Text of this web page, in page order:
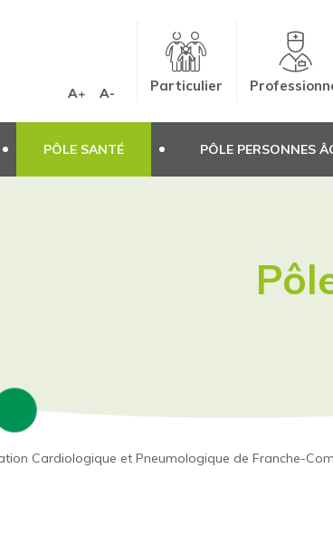
A+ A- Particulier
PÔLE SANTÉ PÔLE PERSONNES
Cardiologique et Pneumologique de Franche-